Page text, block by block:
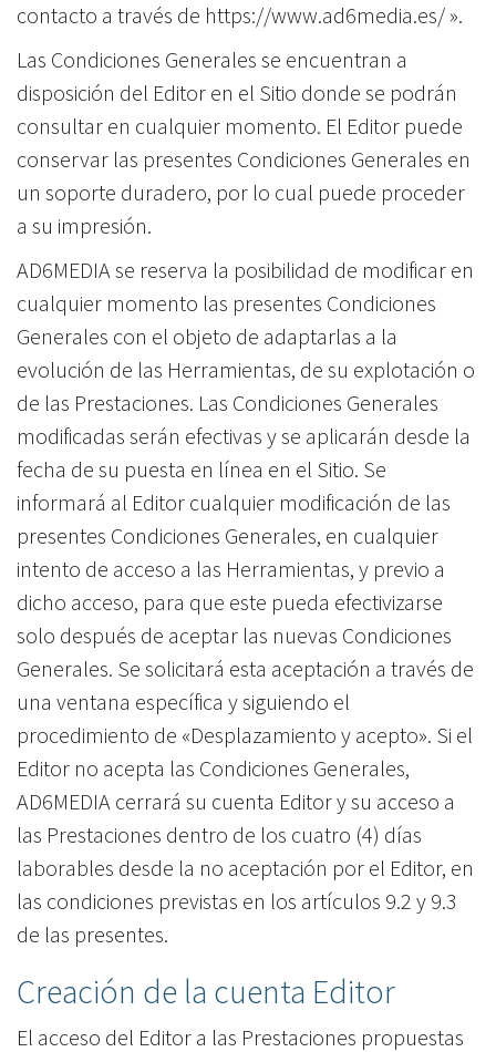
contacto a través de https://www.ad6media.es/ ».
Las Condiciones Generales se encuentran a
disposición del Editor en el Sitio donde se podrán
consultar en cualquier momento. El Editor puede
conservar las presentes Condiciones Generales en
un soporte duradero, por lo cual puede proceder
a su impresión.
AD6MEDIA se reserva la posibilidad de modificar en
cualquier momento las presentes Condiciones
Generales con el objeto de adaptarlas a la
evolución de las Herramientas, de su explotación o
de las Prestaciones. Las Condiciones Generales
modificadas serán efectivas y se aplicarán desde la
fecha de su puesta en línea en el Sitio. Se
informará al Editor cualquier modificación de las
presentes Condiciones Generales, en cualquier
intento de acceso a las Herramientas, y previo a
dicho acceso, para que este pueda efectivizarse
solo después de aceptar las nuevas Condiciones
Generales. Se solicitará esta aceptación a través de
una ventana específica y siguiendo el
procedimiento de «Desplazamiento y acepto». Si el
Editor no acepta las Condiciones Generales,
AD6MEDIA cerrará su cuenta Editor y su acceso a
las Prestaciones dentro de los cuatro (4) días
laborables desde la no aceptación por el Editor, en
las condiciones previstas en los artículos 9.2 y 9.3
de las presentes.
Creación de la cuenta Editor
El acceso del Editor a las Prestaciones propuestas